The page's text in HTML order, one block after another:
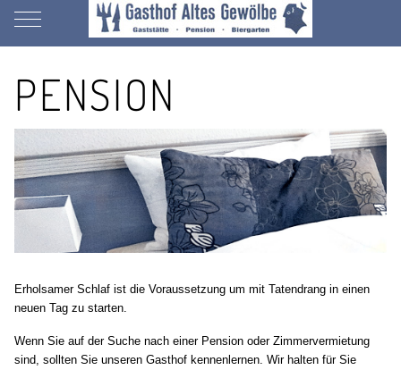
Mobile Menu Toggle
PENSION
Erholsamer Schlaf ist die Voraussetzung um mit Tatendrang in einen
neuen Tag zu starten.
Wenn Sie auf der Suche nach einer Pension oder Zimmervermietung
sind, sollten Sie unseren Gasthof kennenlernen. Wir halten für Sie